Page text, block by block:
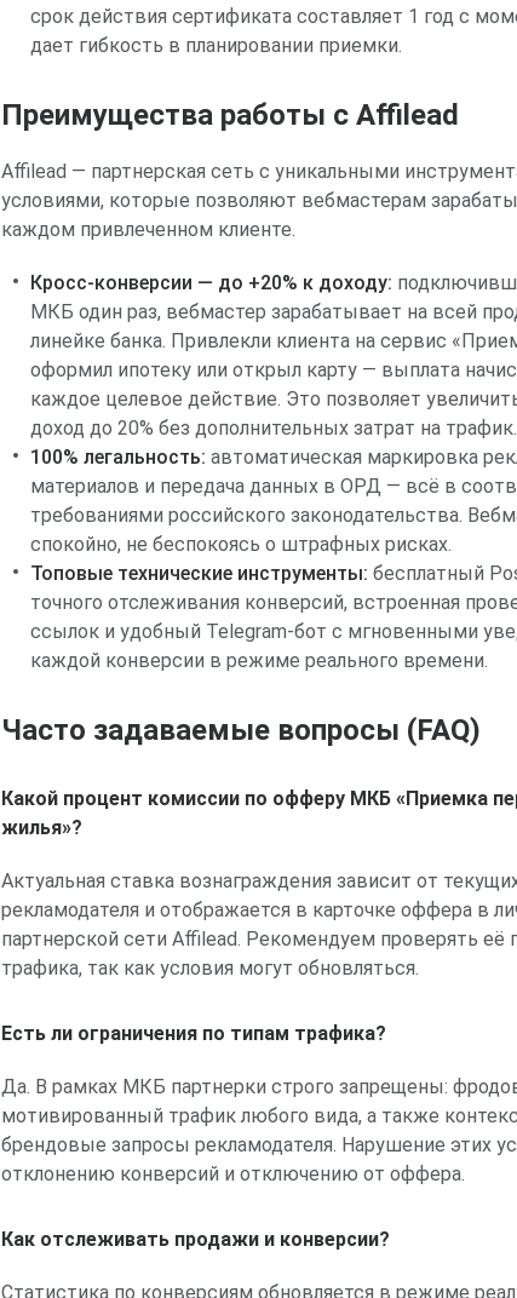
срок действия сертификата составляет 1 год с
дает гибкость в планировании приемки.
Преимущества работы с Affilead
Affilead — партнерская сеть с уникальными
условиями, которые позволяют вебмастерам
каждом привлеченном клиенте.
Кросс-конверсии — до +20% к доходу:
МКБ один раз, вебмастер зарабатывает на всей
линейке банка. Привлекли клиента на сервис
оформил ипотеку или открыл карту — выплата
каждое целевое действие. Это позволяет
доход до 20% без дополнительных затрат на трафик.
100% легальность: автоматическая маркировка
материалов и передача данных в ОРД — всё в
требованиями российского законодательства.
спокойно, не беспокоясь о штрафных рисках.
Топовые технические инструменты: бесплатный
точного отслеживания конверсий, встроенная
ссылок и удобный Telegram-бот с мгновенными
каждой конверсии в режиме реального времени.
Часто задаваемые вопросы (FAQ)
Какой процент комиссии по офферу МКБ «Приемка
жилья»?
Актуальная ставка вознаграждения зависит от
рекламодателя и отображается в карточке оффера в
партнерской сети Affilead. Рекомендуем проверять её
трафика, так как условия могут обновляться.
Есть ли ограничения по типам трафика?
Да. В рамках МКБ партнерки строго запрещены:
мотивированный трафик любого вида, а также
брендовые запросы рекламодателя. Нарушение этих
отклонению конверсий и отключению от оффера.
Как отслеживать продажи и конверсии?
Статистика по конверсиям обновляется в режиме